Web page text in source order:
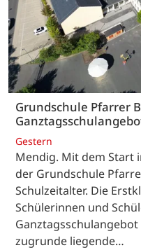
Grundschule Pfarrer
Gestern
Mendig. Mit dem Start
der Grundschule
Schulzeitalter. Die
Schülerinnen und
zugrunde liegende…